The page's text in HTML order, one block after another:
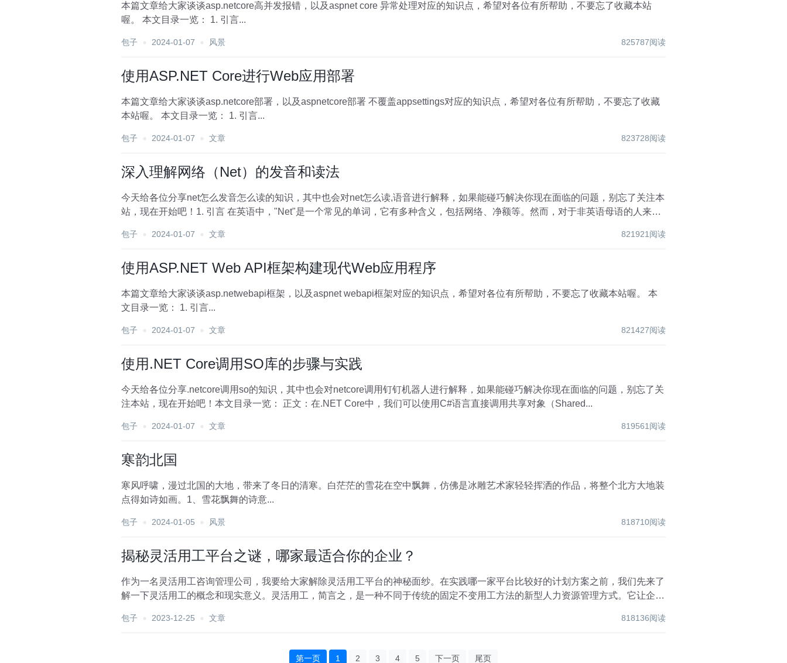
本篇文章给大家谈谈asp.netcore高并发报错，以及aspnet core 异常处理对应的知识点，希望对各位有所帮助，不要忘了收藏本站
喔。 本文目录一览： 1. 引言...
包子 2024-01-07 风景 825787阅读
使用ASP.NET Core进行Web应用部署
本篇文章给大家谈谈asp.netcore部署，以及aspnetcore部署 不覆盖appsettings对应的知识点，希望对各位有所帮助，不要忘了收藏
本站喔。 本文目录一览： 1. 引言...
包子 2024-01-07 文章 823728阅读
深入理解网络（Net）的发音和读法
今天给各位分享net怎么发音怎么读的知识，其中也会对net怎么读,语音进行解释，如果能碰巧解决你现在面临的问题，别忘了关注本
站，现在开始吧！1. 引言 在英语中，"Net"是一个常见的单词，它有多种含义，包括网络、净额等。然而，对于非英语母语的人来
包子 2024-01-07 文章 821921阅读
使用ASP.NET Web API框架构建现代Web应用程序
本篇文章给大家谈谈asp.netwebapi框架，以及aspnet webapi框架对应的知识点，希望对各位有所帮助，不要忘了收藏本站喔。 本
文目录一览： 1. 引言...
包子 2024-01-07 文章 821427阅读
使用.NET Core调用SO库的步骤与实践
今天给各位分享.netcore调用so的知识，其中也会对netcore调用钉钉机器人进行解释，如果能碰巧解决你现在面临的问题，别忘了关
注本站，现在开始吧！本文目录一览： 正文：在.NET Core中，我们可以使用C#语言直接调用共享对象（Shared...
包子 2024-01-07 文章 819561阅读
寒韵北国
寒风呼啸，漫过北国的大地，带来了冬日的清寒。白茫茫的雪花在空中飘舞，仿佛是冰雕艺术家轻轻挥洒的作品，将整个北方大地装
点得如诗如画。1、雪花飘舞的诗意...
包子 2024-01-05 风景 818710阅读
揭秘灵活用工平台之谜，哪家最适合你的企业？
作为一名灵活用工咨询管理公司，我要给大家解除灵活用工平台的神秘面纱。在实践哪一家平台比较好的计划方案之前，我们先来了
解一下灵活用工的概念和现实意义。灵活用工，简言之，是一种不同于传统的固定不变用工方法的新型人力资源管理方式。它让企业
包子 2023-12-25 文章 818136阅读
第一页 1 2 3 4 5 下一页 尾页